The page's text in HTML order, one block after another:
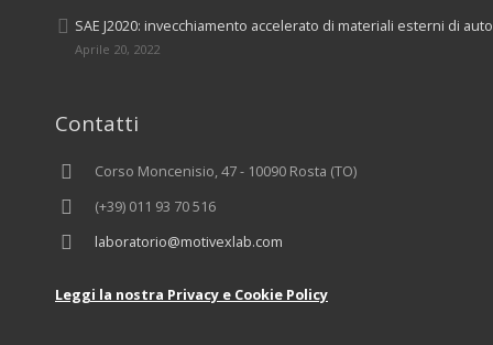
SAE J2020: invecchiamento accelerato di materiali esterni di
Aprile 20, 2022
Contatti
Corso Moncenisio, 47 - 10090 Rosta (TO)
(+39) 011 93 70 516
laboratorio@motivexlab.com
Leggi la nostra Privacy e Cookie Policy